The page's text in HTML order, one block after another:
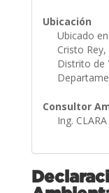
Ubicación
Ubicado
Cristo
Distrito de
Consultor
Ing.